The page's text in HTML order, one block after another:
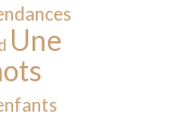
Une